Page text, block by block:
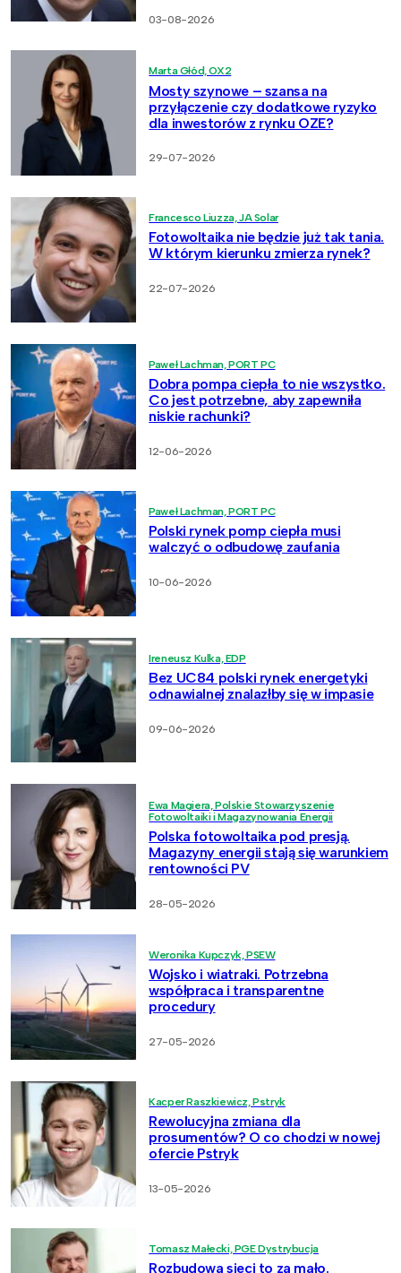
03-08-2026
Marta Głód, OX2
Mosty szynowe – szansa na
przyłączenie czy dodatkowe ryzyko
dla inwestorów z rynku OZE?
29-07-2026
Francesco Liuzza, JA Solar
Fotowoltaika nie będzie już tak tania.
W którym kierunku zmierza rynek?
22-07-2026
Paweł Lachman, PORT PC
Dobra pompa ciepła to nie wszystko.
Co jest potrzebne, aby zapewniła
niskie rachunki?
12-06-2026
Paweł Lachman, PORT PC
Polski rynek pomp ciepła musi
walczyć o odbudowę zaufania
10-06-2026
Ireneusz Kulka, EDP
Bez UC84 polski rynek energetyki
odnawialnej znalazłby się w impasie
09-06-2026
Ewa Magiera, Polskie Stowarzyszenie
Fotowoltaiki i Magazynowania Energii
Polska fotowoltaika pod presją.
Magazyny energii stają się warunkiem
rentowności PV
28-05-2026
Weronika Kupczyk, PSEW
Wojsko i wiatraki. Potrzebna
współpraca i transparentne
procedury
27-05-2026
Kacper Raszkiewicz, Pstryk
Rewolucyjna zmiana dla
prosumentów? O co chodzi w nowej
ofercie Pstryk
13-05-2026
Tomasz Małecki, PGE Dystrybucja
Rozbudowa sieci to za mało.